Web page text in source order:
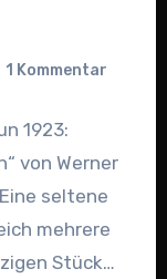
1 Kommentar
1923:
von Werner
seltene
mehrere
Stück